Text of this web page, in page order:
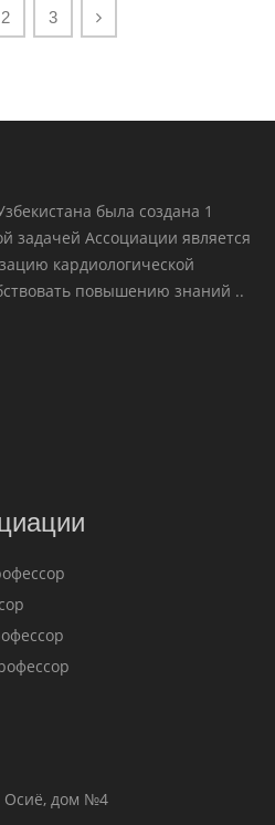
2 3
была создана 1
задачей Ассоциации является
кардиологической
повышению знаний ..
Осиё, дом №4